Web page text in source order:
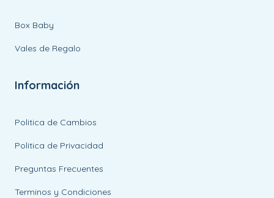
Box Baby
Vales de Regalo
Información
Politica de Cambios
Politica de Privacidad
Preguntas Frecuentes
Terminos y Condiciones